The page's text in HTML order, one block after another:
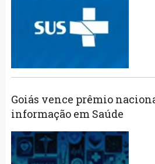
Goiás vence prêmio
informação em Saúde